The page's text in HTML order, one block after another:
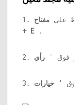
على مفتاح Windows
+ E .
فوق ' رأي
' خيارات